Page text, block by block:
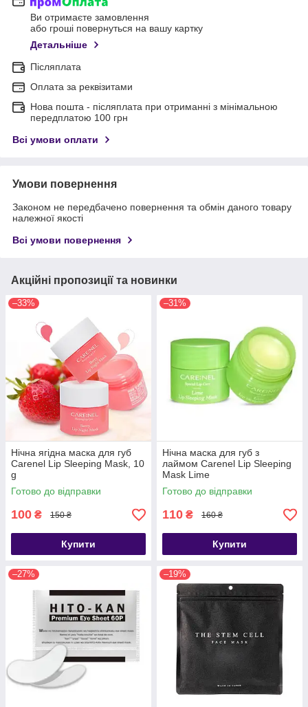
Ви отримаєте замовлення
або гроші повернуться на вашу картку
Детальніше
Післяплата
Оплата за реквізитами
Нова пошта - післяплата при отриманні з мінімальною
передплатою 100 грн
Всі умови оплати
Умови повернення
Законом не передбачено повернення та обмін даного товару
належної якості
Всі умови повернення
Акційні пропозиції та новинки
–33%
Нічна ягідна маска для губ
Carenel Lip Sleeping Mask, 10
g
Готово до відправки
100 ₴ 150 ₴
Купити
–31%
Нічна маска для губ з
лаймом Carenel Lip Sleeping
Mask Lime
Готово до відправки
110 ₴ 160 ₴
Купити
–27% –19%